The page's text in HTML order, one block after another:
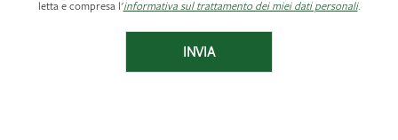
letta e compresa l'informativa sul trattamento dei miei dati personali.
INVIA